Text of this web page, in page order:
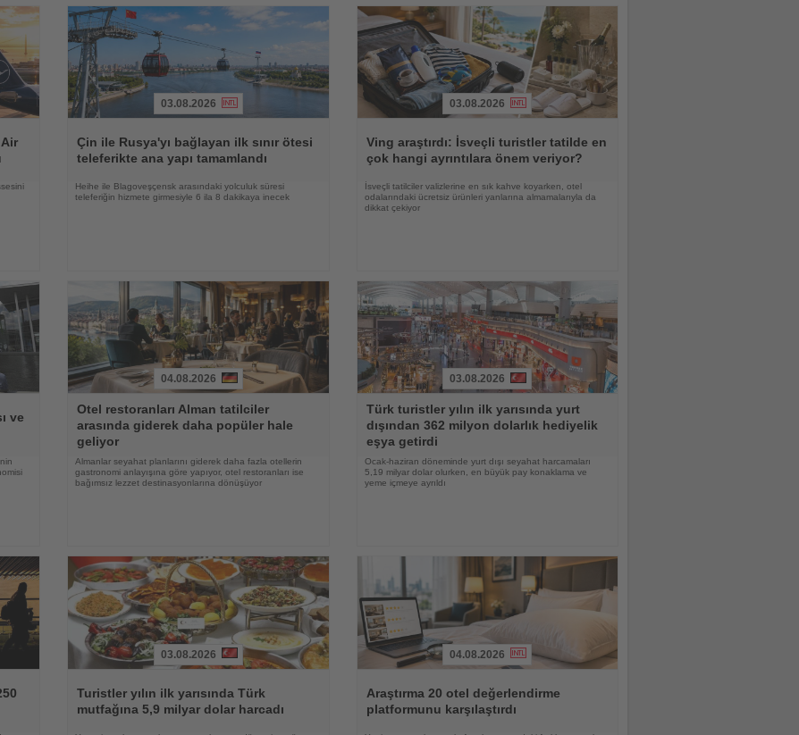
Oku
03.08.2026
Çin ile Rusya'yı bağlayan ilk sınır ötesi
teleferikte ana yapı tamamlandı
Heihe ile Blagoveşçensk arasındaki yolculuk süresi
teleferiğin hizmete girmesiyle 6 ila 8 dakikaya inecek
Oku
03.08.2026
Ving araştırdı: İsveçli turistler tatilde en
çok hangi ayrıntılara önem veriyor?
İsveçli tatilciler valizlerine en sık kahve koyarken, otel
odalarındaki ücretsiz ürünleri yanlarına almamalarıyla da
dikkat çekiyor
ve
Oku
04.08.2026
Otel restoranları Alman tatilciler
arasında giderek daha popüler hale
geliyor
Almanlar seyahat planlarını giderek daha fazla otellerin
gastronomi anlayışına göre yapıyor, otel restoranları ise
bağımsız lezzet destinasyonlarına dönüşüyor
Oku
03.08.2026
Türk turistler yılın ilk yarısında yurt
dışından 362 milyon dolarlık hediyelik
eşya getirdi
Ocak-haziran döneminde yurt dışı seyahat harcamaları
5,19 milyar dolar olurken, en büyük pay konaklama ve
yeme içmeye ayrıldı
Oku
03.08.2026
Turistler yılın ilk yarısında Türk
mutfağına 5,9 milyar dolar harcadı
Oku
04.08.2026
Araştırma 20 otel değerlendirme
platformunu karşılaştırdı